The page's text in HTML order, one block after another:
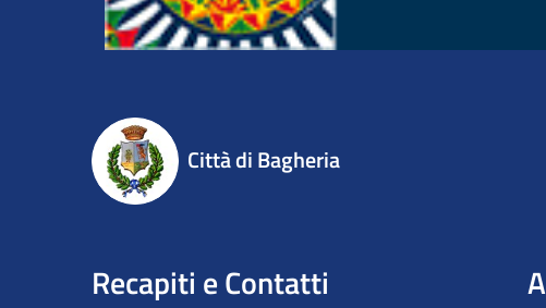
Città di Bagheria
Recapiti e Contatti